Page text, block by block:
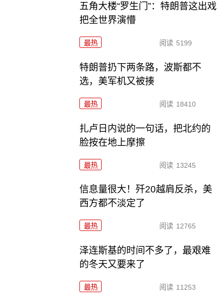
五角大楼“罗生门”：特朗普这出戏
把全世界演懵
最热 阅读 5199
特朗普扔下两条路，波斯都不
选，美军机又被揍
最热 阅读 18410
扎卢日内说的一句话，把北约的
脸按在地上摩擦
最热 阅读 13245
信息量很大！歼20越肩反杀，美
西方都不淡定了
最热 阅读 12765
泽连斯基的时间不多了，最艰难
的冬天又要来了
最热 阅读 11253